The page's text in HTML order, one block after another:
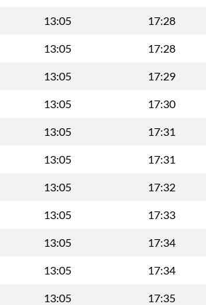
13:05 17:28
13:05 17:28
13:05 17:29
13:05 17:30
13:05 17:31
13:05 17:31
13:05 17:32
13:05 17:33
13:05 17:34
13:05 17:34
13:05 17:35